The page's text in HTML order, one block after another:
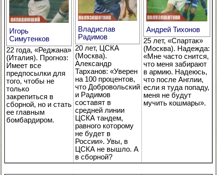
Игорь
Симутенков
22 года, «Реджана»
(Италия). Прогноз:
Имеет все
предпосылки для
того, чтобы не
только
закрепиться в
сборной, но и стать
ее главным
бомбардиром.
Владислав
Радимов
20 лет, ЦСКА
(Москва).
Александр
Тарханов: «Уверен
на 100 процентов,
что Добровольский
и Радимов
составят в
средней линии
ЦСКА тандем,
равного которому
не будет в
России». Увы, в
ЦСКА не вышло. А
в сборной?
Андрей Тихонов
25 лет, «Спартак»
(Москва). Надежда:
«Мне часто снится,
что меня забирают
в армию. Надеюсь,
что после Англии,
если я туда попаду,
меня не будут
мучить кошмары».